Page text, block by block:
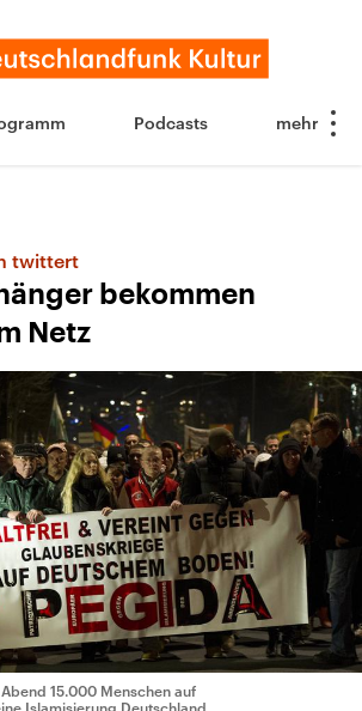
Podcasts
twittert
bekommen
Netz
15.000 Menschen auf
Islamisierung Deutschland